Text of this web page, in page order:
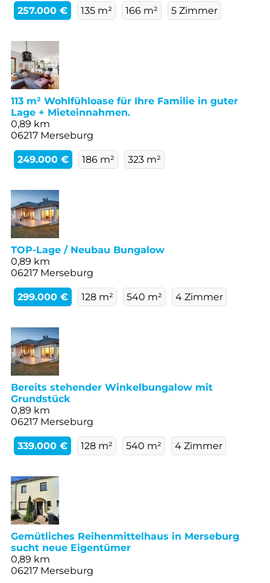
257.000 € 135 m² 166 m² 5 Zimmer
113 m² Wohlfühloase für Ihre Familie in guter
Lage + Mieteinnahmen.
0,89 km
06217 Merseburg
249.000 € 186 m² 323 m²
TOP-Lage / Neubau Bungalow
0,89 km
06217 Merseburg
299.000 € 128 m² 540 m² 4 Zimmer
Bereits stehender Winkelbungalow mit
Grundstück
0,89 km
06217 Merseburg
339.000 € 128 m² 540 m² 4 Zimmer
Gemütliches Reihenmittelhaus in Merseburg
sucht neue Eigentümer
0,89 km
06217 Merseburg